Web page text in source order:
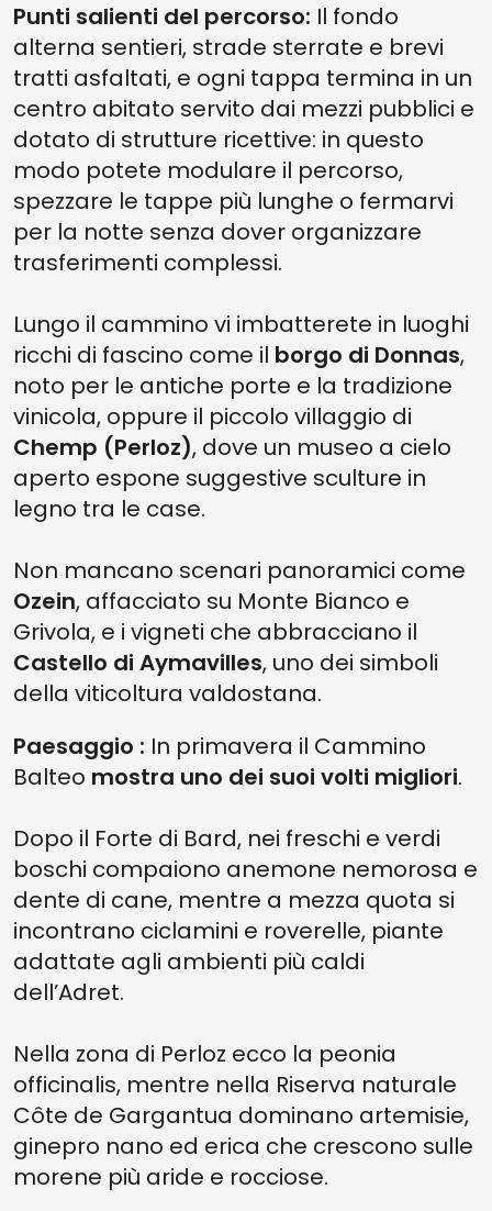
Punti salienti del percorso: Il fondo
alterna sentieri, strade sterrate e brevi
tratti asfaltati, e ogni tappa termina in un
centro abitato servito dai mezzi pubblici e
dotato di strutture ricettive: in questo
modo potete modulare il percorso,
spezzare le tappe più lunghe o fermarvi
per la notte senza dover organizzare
trasferimenti complessi.
Lungo il cammino vi imbatterete in luoghi
ricchi di fascino come il borgo di Donnas,
noto per le antiche porte e la tradizione
vinicola, oppure il piccolo villaggio di
Chemp (Perloz), dove un museo a cielo
aperto espone suggestive sculture in
legno tra le case.
Non mancano scenari panoramici come
Ozein, affacciato su Monte Bianco e
Grivola, e i vigneti che abbracciano il
Castello di Aymavilles, uno dei simboli
della viticoltura valdostana.
Paesaggio : In primavera il Cammino
Balteo mostra uno dei suoi volti migliori.
Dopo il Forte di Bard, nei freschi e verdi
boschi compaiono anemone nemorosa e
dente di cane, mentre a mezza quota si
incontrano ciclamini e roverelle, piante
adattate agli ambienti più caldi
dell’Adret.
Nella zona di Perloz ecco la peonia
officinalis, mentre nella Riserva naturale
Côte de Gargantua dominano artemisie,
ginepro nano ed erica che crescono sulle
morene più aride e rocciose.